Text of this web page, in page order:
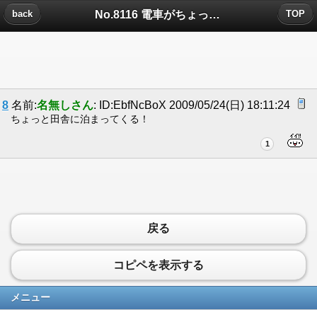
No.8116 電車がちょっと女子のお尻触っただけ...についたコメント
back TOP
8 名前:名無しさん: ID:EbfNcBoX 2009/05/24(日) 18:11:24
ちょっと田舎に泊まってくる！
1
戻る
コピペを表示する
メニュー